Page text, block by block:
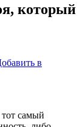
который
в
самый